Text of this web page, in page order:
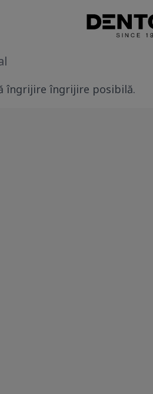
îngrijire îngrijire posibilă.